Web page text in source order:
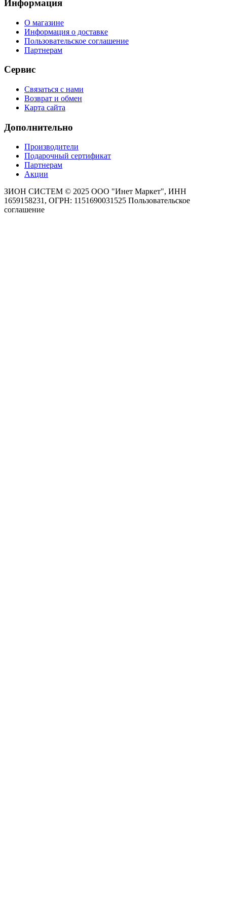
Информация
О магазине
Информация о доставке
Пользовательское соглашение
Партнерам
Сервис
Связаться с нами
Возврат и обмен
Карта сайта
Дополнительно
Производители
Подарочный сертификат
Партнерам
Акции
ЗИОН СИСТЕМ © 2025 ООО "Инет Маркет", ИНН
1659158231, ОГРН: 1151690031525 Пользовательское
соглашение